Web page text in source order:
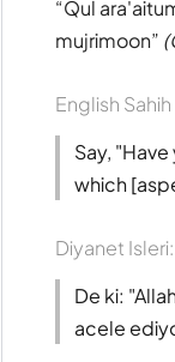
Qul
mujrimoon
English
Say,
which
Diyanet Isleri:
De ki:
acele